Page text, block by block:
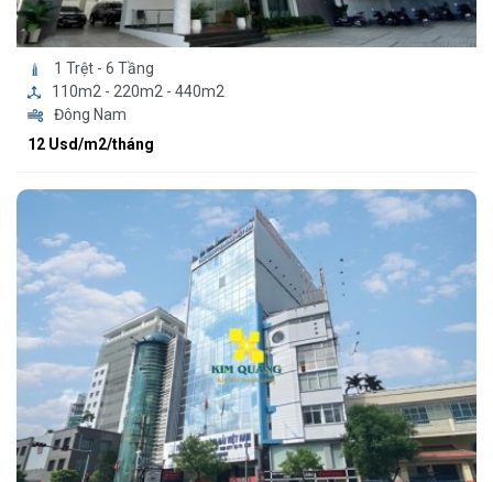
1 Trệt - 6 Tầng
110m2 - 220m2 - 440m2
Đông Nam
12 Usd/m2/tháng